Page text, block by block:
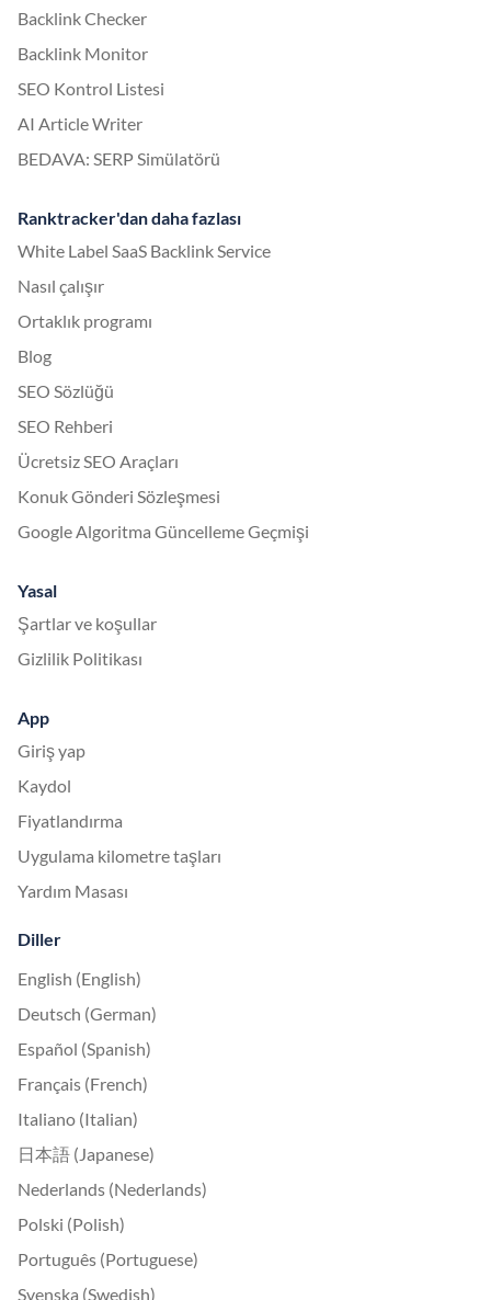
Backlink Checker
Backlink Monitor
SEO Kontrol Listesi
AI Article Writer
BEDAVA: SERP Simülatörü
Ranktracker'dan daha fazlası
White Label SaaS Backlink Service
Nasıl çalışır
Ortaklık programı
Blog
SEO Sözlüğü
SEO Rehberi
Ücretsiz SEO Araçları
Konuk Gönderi Sözleşmesi
Google Algoritma Güncelleme Geçmişi
Yasal
Şartlar ve koşullar
Gizlilik Politikası
App
Giriş yap
Kaydol
Fiyatlandırma
Uygulama kilometre taşları
Yardım Masası
Diller
English (English)
Deutsch (German)
Español (Spanish)
Français (French)
Italiano (Italian)
日本語 (Japanese)
Nederlands (Nederlands)
Polski (Polish)
Português (Portuguese)
Svenska (Swedish)